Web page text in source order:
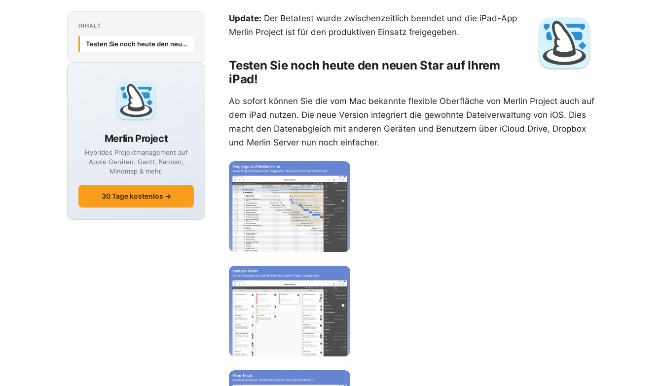
INHALT
Testen Sie noch heute den neuen Star auf Ihrem iPad!
Merlin Project
Hybrides Projektmanagement auf
Apple Geräten. Gantt, Kanban,
Mindmap & mehr.
30 Tage kostenlos →
Update: Der Betatest wurde zwischenzeitlich beendet und die iPad-App
Merlin Project ist für den produktiven Einsatz freigegeben.
Testen Sie noch heute den neuen Star auf Ihrem
iPad!
Ab sofort können Sie die vom Mac bekannte flexible Oberfläche von Merlin Project auch auf
dem iPad nutzen. Die neue Version integriert die gewohnte Dateiverwaltung von iOS. Dies
macht den Datenabgleich mit anderen Geräten und Benutzern über iCloud Drive, Dropbox
und Merlin Server nun noch einfacher.